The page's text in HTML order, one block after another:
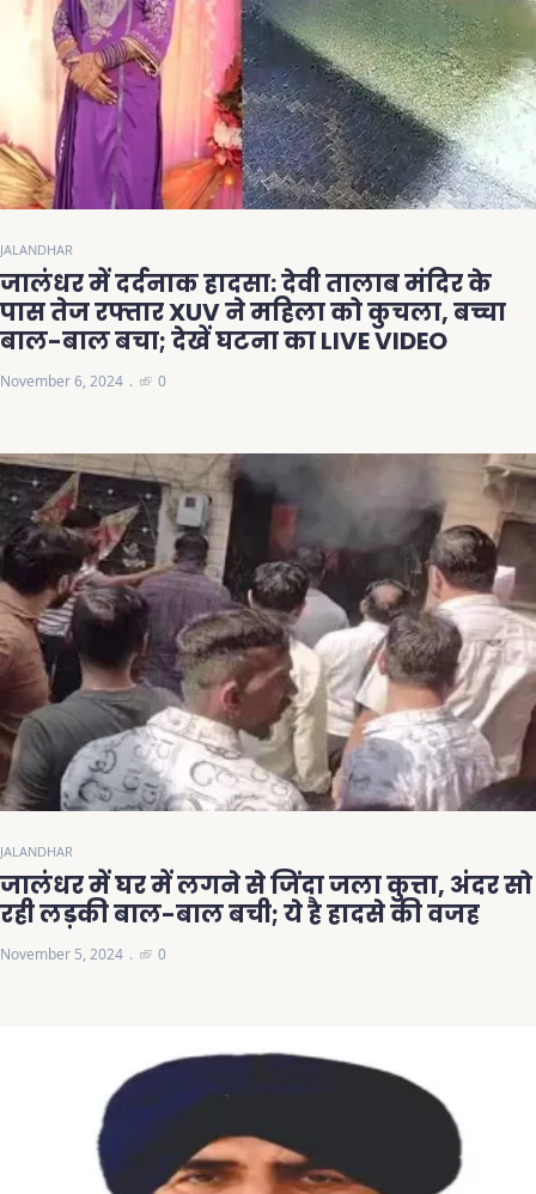
JALANDHAR
जालंधर में दर्दनाक हादसा: देवी तालाब मंदिर के
पास तेज रफ्तार XUV ने महिला को कुचला, बच्चा
बाल-बाल बचा; देखें घटना का LIVE VIDEO
November 6, 2024 0
JALANDHAR
जालंधर में घर में लगने से जिंदा जला कुत्ता, अंदर सो
रही लड़की बाल-बाल बची; ये है हादसे की वजह
November 5, 2024 0